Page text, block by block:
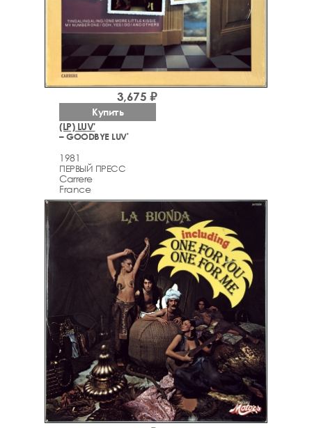
(LP) LUV'
– GOODBYE LUV'
1981
ПЕРВЫЙ ПРЕСС
Carrere
France
3,675 ₽
Купить